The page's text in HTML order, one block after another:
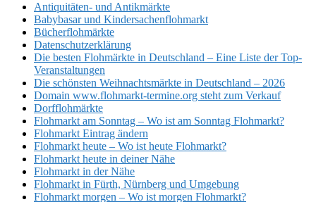
Antiquitäten- und Antikmärkte
Babybasar und Kindersachenflohmarkt
Bücherflohmärkte
Datenschutzerklärung
Die besten Flohmärkte in Deutschland – Eine Liste der Top-
Veranstaltungen
Die schönsten Weihnachtsmärkte in Deutschland – 2026
Domain www.flohmarkt-termine.org steht zum Verkauf
Dorfflohmärkte
Flohmarkt am Sonntag – Wo ist am Sonntag Flohmarkt?
Flohmarkt Eintrag ändern
Flohmarkt heute – Wo ist heute Flohmarkt?
Flohmarkt heute in deiner Nähe
Flohmarkt in der Nähe
Flohmarkt in Fürth, Nürnberg und Umgebung
Flohmarkt morgen – Wo ist morgen Flohmarkt?